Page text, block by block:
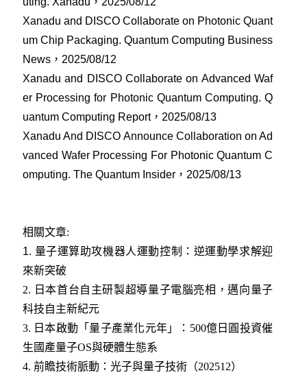
Xanadu and DISCO Collaborate on Photonic Quant
um Chip Packaging. Quantum Computing Business
News，2025/08/12
Xanadu and DISCO Collaborate on Advanced Waf
er Processing for Photonic Quantum Computing. Q
uantum Computing Report，2025/08/13
Xanadu And DISCO Announce Collaboration on Ad
vanced Wafer Processing For Photonic Quantum C
omputing. The Quantum Insider，2025/08/13
相關文章:
1. 量子運算助攻機器人運動控制：逆運動學求解迎
來新突破
2. 日本首台自主研製超導量子電腦亮相，邁向量子
科技自主新紀元
3. 日本啟動「量子產業化元年」：500億日圓投資催
生國產量子OS與硬體生態系
4. 前瞻技術脈動：光子與量子技術（202512）